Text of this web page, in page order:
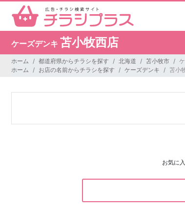
ケーズデンキ 苫小牧西店
ホーム 都道府県からチラシを探す 北海道 苫小牧市
ホーム
お店の名前からチラシを探す ケーズデンキ 苫小
お気に